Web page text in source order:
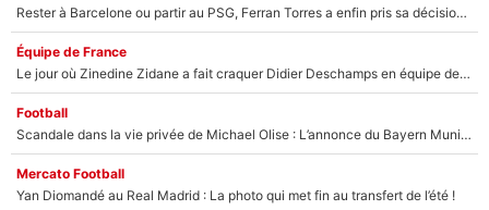
Rester à Barcelone ou partir au PSG, Ferran Torres a enfin pris sa décision : La course contre la montre est lancée !
Équipe de France
Le jour où Zinedine Zidane a fait craquer Didier Deschamps en équipe de France : «Je m’en suis voulu», l’ancien sélectionneur a regretté son geste !
Football
Scandale dans la vie privée de Michael Olise : L’annonce du Bayern Munich sur son enfant caché
Mercato Football
Yan Diomandé au Real Madrid : La photo qui met fin au transfert de l’été !